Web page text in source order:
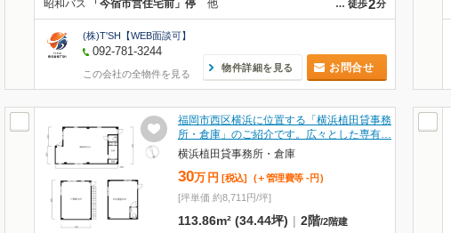
… 徒歩2分
昭和バス 「今宿市営住宅前」停 他
(株)T'SH【WEB面談可】
092-781-3244
この会社の全物件を見る
物件詳細を見る お問合せ
福岡市西区横浜に位置する「横浜植田貸事務
所・倉庫」のご紹介です。広々とした専有…
横浜植田貸事務所・倉庫
30万 円 [税込] (＋管理費等 - 円 )
[坪単価 約8,711円/坪]
113.86m² (34.44坪) | 2階/2階建